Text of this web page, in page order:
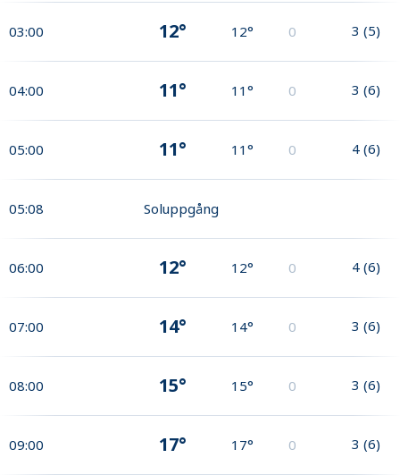
03:00 12° 12° 0 3 (5)
04:00 11° 11° 0 3 (6)
05:00 11° 11° 0 4 (6)
05:08 Soluppgång
06:00 12° 12° 0 4 (6)
07:00 14° 14° 0 3 (6)
08:00 15° 15° 0 3 (6)
09:00 17° 17° 0 3 (6)